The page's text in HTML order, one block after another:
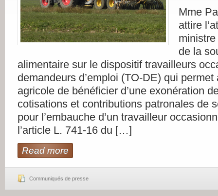
Mme
attire
ministre
de la
alimentaire sur le dispositif travailleurs
demandeurs d’emploi (TO-DE) qui
agricole de bénéficier d’une exonération
cotisations et contributions patronales de
pour l’embauche d’un travailleur
l’article L. 741-16 du […]
Read more
Communiqués de presse